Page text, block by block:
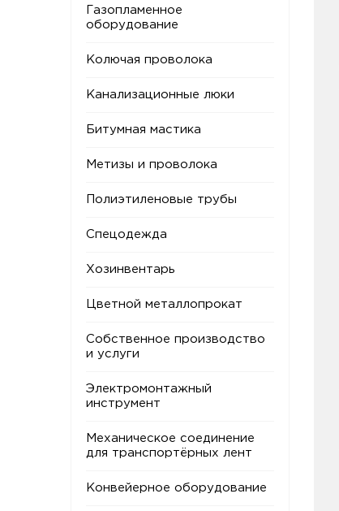
Газопламенное
оборудование
Колючая проволока
Канализационные люки
Битумная мастика
Метизы и проволока
Полиэтиленовые трубы
Спецодежда
Хозинвентарь
Цветной металлопрокат
Собственное производство
и услуги
Электромонтажный
инструмент
Механическое соединение
для транспортёрных лент
Конвейерное оборудование